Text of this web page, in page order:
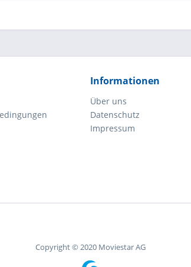
Informationen
Über uns
Datenschutz
Impressum
Copyright © 2020 Moviestar AG